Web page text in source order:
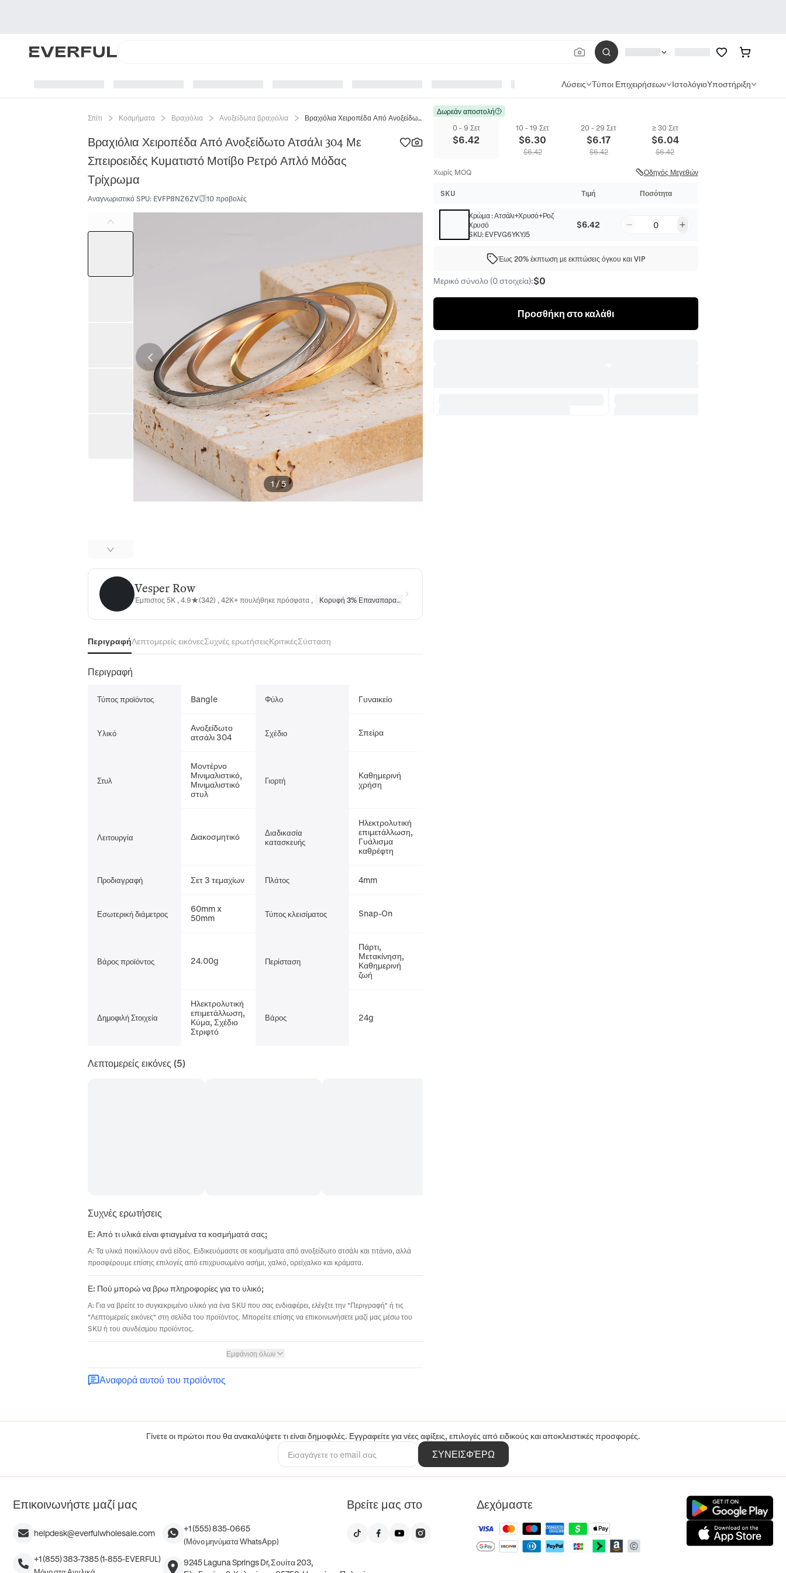
Λύσεις Τύποι Επιχειρήσεων ΙστολόγιοΥποστήριξη
Σπίτι Κοσμήματα Βραχιόλια Ανοξείδωτα βραχιόλια Βραχιόλια Χειροπέδα Από Ανοξείδωτο Ατσάλι 304 Με Σπειροειδές Κυματιστό Μοτίβο Ρετρό Απλό Μόδας Τρίχρωμα
Βραχιόλια Χειροπέδα Από Ανοξείδωτο Ατσάλι 304 Με
Σπειροειδές Κυματιστό Μοτίβο Ρετρό Απλό Μόδας
Τρίχρωμα
Αναγνωριστικό SPU: EVFP8NZ6ZV 10 προβολές
1/5
Vesper RowVesper Row
Έμπιστος 5K , 4.9★(342) , 42K+ πουλήθηκε πρόσφατα , Κορυφή 3% Επαναπαραγγέλθηκε
ΠεριγραφήΛεπτομερείς εικόνεςΣυχνές ερωτήσειςΚριτικέςΣύσταση
Περιγραφή
Τύπος προϊόντος Bangle Φύλο Γυναικείο
Υλικό
Ανοξείδωτο
ατσάλι 304
Σχέδιο Σπείρα
Στυλ
Μοντέρνο
Μινιμαλιστικό,
Μινιμαλιστικό
στυλ
Γιορτή
Καθημερινή
χρήση
Λειτουργία Διακοσμητικό
Διαδικασία
κατασκευής
Ηλεκτρολυτική
επιμετάλλωση,
Γυάλισμα
καθρέφτη
Προδιαγραφή Σετ 3 τεμαχίων Πλάτος 4mm
Εσωτερική διάμετρος
60mm x
50mm
Τύπος κλεισίματος Snap-On
Βάρος προϊόντος 24.00g Περίσταση
Πάρτι,
Μετακίνηση,
Καθημερινή
ζωή
Δημοφιλή Στοιχεία
Ηλεκτρολυτική
επιμετάλλωση,
Κύμα, Σχέδιο
Στριφτό
Βάρος 24g
Λεπτομερείς εικόνες (5)
Συχνές ερωτήσεις
Ε: Από τι υλικά είναι φτιαγμένα τα κοσμήματά σας;
Α: Τα υλικά ποικίλλουν ανά είδος. Ειδικευόμαστε σε κοσμήματα από ανοξείδωτο ατσάλι και τιτάνιο, αλλά
προσφέρουμε επίσης επιλογές από επιχρυσωμένο ασήμι, χαλκό, ορείχαλκο και κράματα.
Ε: Πού μπορώ να βρω πληροφορίες για το υλικό;
Α: Για να βρείτε το συγκεκριμένο υλικό για ένα SKU που σας ενδιαφέρει, ελέγξτε την "Περιγραφή" ή τις
"Λεπτομερείς εικόνες" στη σελίδα του προϊόντος. Μπορείτε επίσης να επικοινωνήσετε μαζί μας μέσω του
SKU ή του συνδέσμου προϊόντος.
Εμφάνιση όλων
Αναφορά αυτού του προϊόντος
Δωρεάν αποστολή
0 - 9 Σετ
$6.42
10 - 19 Σετ
$6.30
$6.42
20 - 29 Σετ
$6.17
$6.42
≥ 30 Σετ
$6.04
$6.42
Χωρίς MOQ Οδηγός Μεγεθών
SKU Τιμή Ποσότητα
Χρώμα:Ατσάλι+Χρυσό+Ροζ
Χρυσό
SKU: EVFVG6YKYJ5
$6.42 0
Έως 20% έκπτωση με εκπτώσεις όγκου και VIP
Μερικό σύνολο (0 στοιχεία):$0
Προσθήκη στο καλάθι
Γίνετε οι πρώτοι που θα ανακαλύψετε τι είναι δημοφιλές. Εγγραφείτε για νέες αφίξεις, επιλογές από ειδικούς και αποκλειστικές προσφορές.
ΣΥΝΕΙΣΦΈΡΩ
Επικοινωνήστε μαζί μας
helpdesk@everfulwholesale.com
+1 (855) 383-7385 (1-855-EVERFUL)
+1 (555) 835-0665
(Μόνο μηνύματα WhatsApp)
9245 Laguna Springs Dr, Σουίτα 203,
Βρείτε μας στο Δεχόμαστε